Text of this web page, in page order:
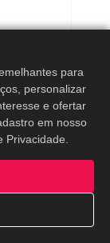
para
personalizar
e ofertar
em nosso